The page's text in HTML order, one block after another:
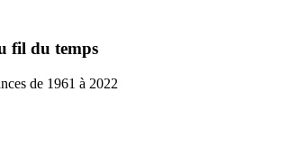
fil du temps
de 1961 à 2022